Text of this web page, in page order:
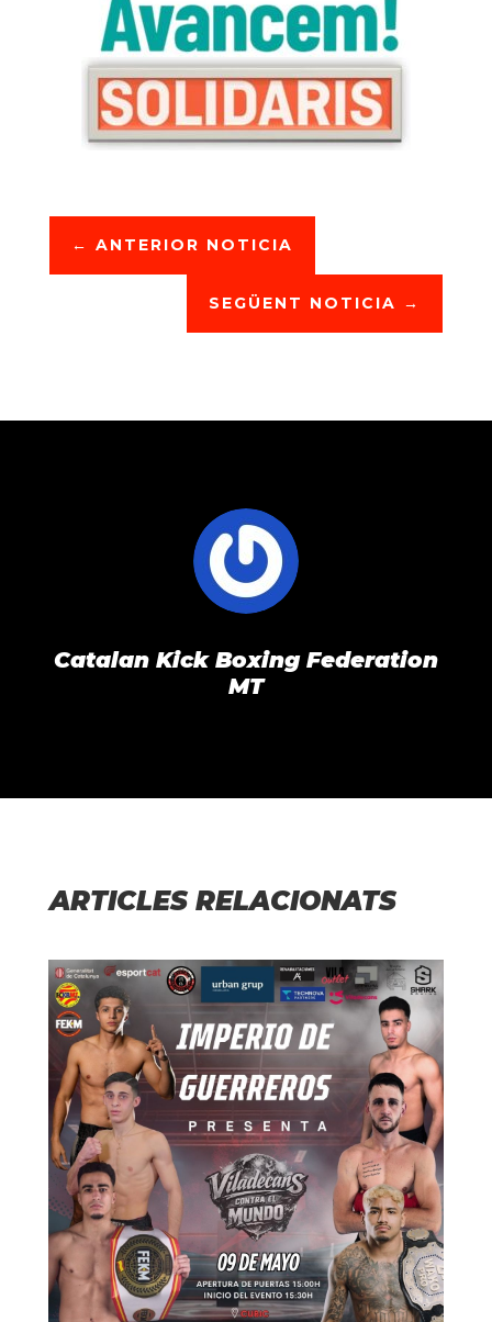
← ANTERIOR NOTICIA
SEGÜENT NOTICIA →
Catalan Kick Boxing Federation
MT
ARTICLES RELACIONATS